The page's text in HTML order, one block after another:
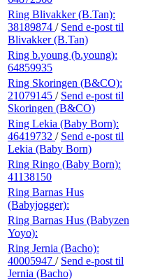
Ring Blivakker (B.Tan):
38189874 / Send e-post til
Blivakker (B.Tan)
Ring b.young (b.young):
64859935
Ring Skoringen (B&CO):
21079145 / Send e-post til
Skoringen (B&CO)
Ring Lekia (Baby Born):
46419732 / Send e-post til
Lekia (Baby Born)
Ring Ringo (Baby Born):
41138150
Ring Barnas Hus
(Babyjogger):
Ring Barnas Hus (Babyzen
Yoyo):
Ring Jernia (Bacho):
40005947 / Send e-post til
Jernia (Bacho)